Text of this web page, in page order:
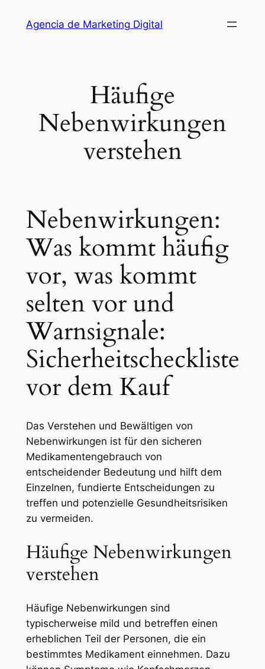
Agencia de Marketing Digital
Häufige
Nebenwirkungen
verstehen
Nebenwirkungen:
Was kommt häufig
vor, was kommt
selten vor und
Warnsignale:
Sicherheitscheckliste
vor dem Kauf
Das Verstehen und Bewältigen von
Nebenwirkungen ist für den sicheren
Medikamentengebrauch von
entscheidender Bedeutung und hilft dem
Einzelnen, fundierte Entscheidungen zu
treffen und potenzielle Gesundheitsrisiken
zu vermeiden.
Häufige Nebenwirkungen
verstehen
Häufige Nebenwirkungen sind
typischerweise mild und betreffen einen
erheblichen Teil der Personen, die ein
bestimmtes Medikament einnehmen. Dazu